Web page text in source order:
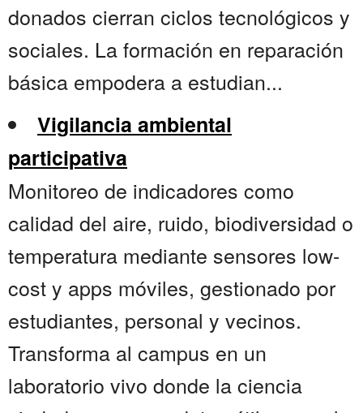
donados cierran ciclos tecnológicos y
sociales. La formación en reparación
básica empodera a estudian...
Vigilancia ambiental
participativa
Monitoreo de indicadores como
calidad del aire, ruido, biodiversidad o
temperatura mediante sensores low-
cost y apps móviles, gestionado por
estudiantes, personal y vecinos.
Transforma al campus en un
laboratorio vivo donde la ciencia